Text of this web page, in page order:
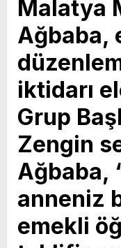
Vahap Seçer
Paylaşımda; Türkiye Belediyeler Birliği Başkanı
ve Mersin
Sayın Vahap
Kentimiz başta
ilişkin birçok
bulunduk. Ortak
geçireceğimiz
görüşme gerçekleştirdik. Nazik
kıymetli
Sayın Vahap
Malatya
Ağbaba,
iktidarı
Grup
Zengin
Ağbaba,
anneniz
emekli